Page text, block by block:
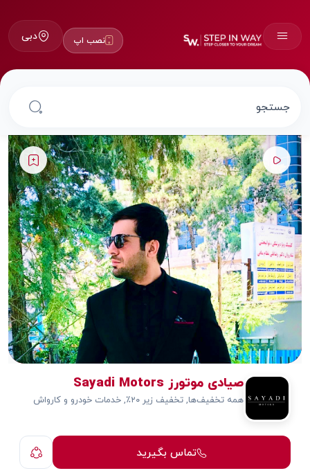
نصب اپ دبی
صیادی موتورز Sayadi Motors
همه تخفیف‌ها, تخفیف زیر ۲۰٪, خدمات خودرو و کارواش
تماس بگیرید